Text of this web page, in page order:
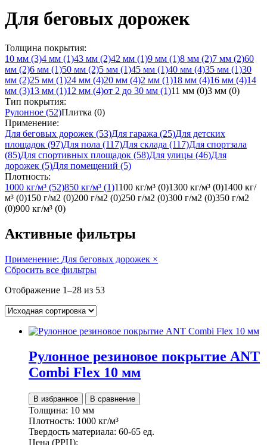
Для беговых дорожек
Толщина покрытия:
10 мм (3)4 мм (1)43 мм (2)42 мм (1)9 мм (1)8 мм (2)7 мм (2)60
мм (2)6 мм (1)50 мм (2)5 мм (1)45 мм (1)40 мм (4)35 мм (1)30
мм (2)25 мм (1)24 мм (4)20 мм (4)2 мм (1)18 мм (4)16 мм (4)14
мм (3)13 мм (1)12 мм (4)от 2 до 30 мм (1)11 мм (0)3 мм (0)
Тип покрытия:
Рулонное (52)Плитка (0)
Применение:
Для беговых дорожек (53)Для гаража (25)Для детских
площадок (97)Для пола (117)Для склада (117)Для спортзала
(85)Для спортивных площадок (58)Для улицы (46)Для
дорожек (5)Для помещений (5)
Плотность:
1000 кг/м³ (52)850 кг/м³ (1)1100 кг/м³ (0)1300 кг/м³ (0)1400 кг/
м³ (0)150 г/м2 (0)200 г/м2 (0)250 г/м2 (0)300 г/м2 (0)350 г/м2
(0)900 кг/м³ (0)
Активные фильтры
Применение: Для беговых дорожек ×
Сбросить все фильтры
Отображение 1–28 из 53
Рулонное резиновое покрытие ANT
Combi Flex 10 мм
В избранное В сравнение
Толщина: 10 мм
Плотность: 1000 кг/м³
Твердость материала: 60-65 ед.
Цена (РРЦ):